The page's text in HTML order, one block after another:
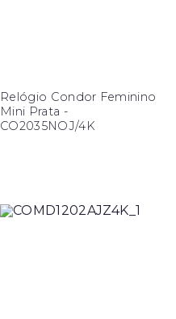
Relógio Condor Feminino
Mini Prata -
CO2035NOJ/4K